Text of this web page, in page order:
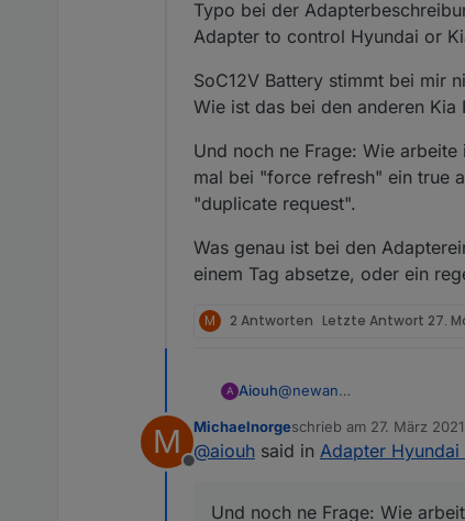
Typo bei der
Adapter to control Hyundai or
SoC12V Battery stimmt bei mir
Wie ist das bei den anderen Kia
Und noch ne Frage: Wie
mal bei "force refresh" ein true
"duplicate request".
Was genau ist bei den
einem Tag absetze, oder ein
M 2 Antworten Letzte Antwort 27.
A Aiouh@newan
neben dem Nissan Leaf
Piloten.
Folgende Anmerkungen
charge | Vehicle bettery
Typo bei der
M
Offline
Michaelnorgeschrieb am 27. März
zuletzt editiert von
@aiouh said in Adapter Hyundai
Und noch ne Frage: Wie